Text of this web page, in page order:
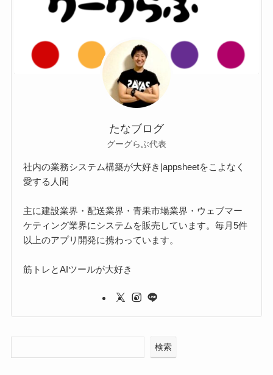
たなブログ
グーグらぶ代表
社内の業務システム構築が大好き|appsheetをこよなく
愛する人間
主に建設業界・配送業界・青果市場業界・ウェブマー
ケティング業界にシステムを販売しています。毎月5件
以上のアプリ開発に携わっています。
筋トレとAIツールが大好き
検索